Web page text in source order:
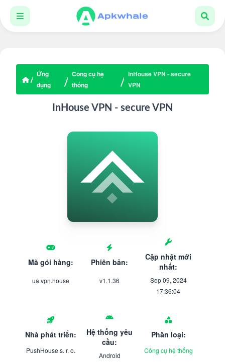
Ứng
dụng
Công cụ hệ
thống
InHouse VPN - secure
VPN
InHouse VPN - secure VPN
Mã gói hàng:
ua.vpn.house
Phiên bản:
v1.1.36
Cập nhật mới
nhất:
Sep 09, 2024
17:36:04
Nhà phát triển:
PushHouse s. r. o.
Hệ thống yêu
cầu:
Android
Phân loại:
Công cụ hệ thống